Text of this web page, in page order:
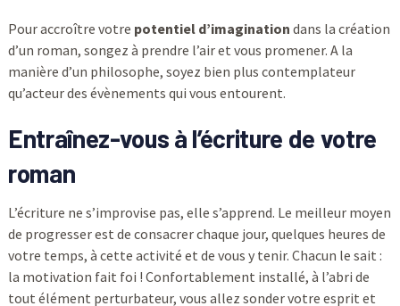
Pour accroître votre potentiel d’imagination dans la création
d’un roman, songez à prendre l’air et vous promener. A la
manière d’un philosophe, soyez bien plus contemplateur
qu’acteur des évènements qui vous entourent.
Entraînez-vous à l’écriture de votre
roman
L’écriture ne s’improvise pas, elle s’apprend. Le meilleur moyen
de progresser est de consacrer chaque jour, quelques heures de
votre temps, à cette activité et de vous y tenir. Chacun le sait :
la motivation fait foi ! Confortablement installé, à l’abri de
tout élément perturbateur, vous allez sonder votre esprit et